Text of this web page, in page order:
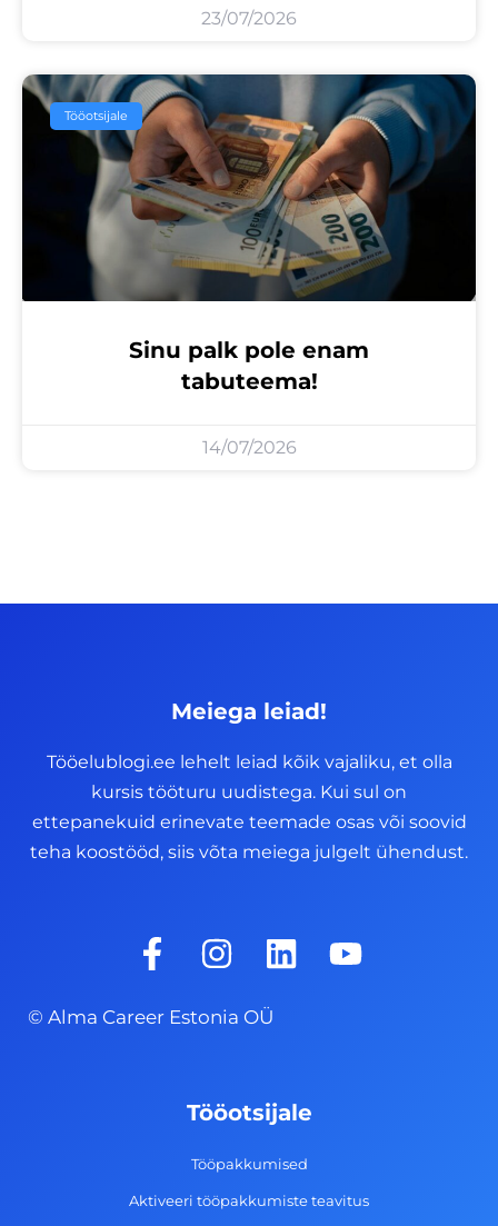
23/07/2026
Tööotsijale
Sinu palk pole enam
tabuteema!
14/07/2026
Meiega leiad!
Tööelublogi.ee lehelt leiad kõik vajaliku, et olla
kursis tööturu uudistega. Kui sul on
ettepanekuid erinevate teemade osas või soovid
teha koostööd, siis võta meiega julgelt ühendust.
F
a
c
e
-
I
n
s
t
g
a
m
L
i
d
n
Y
o
© Alma Career Estonia OÜ
Tööotsijale
Tööpakkumised
Aktiveeri tööpakkumiste teavitus